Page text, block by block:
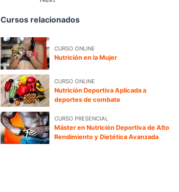
Cursos relacionados
CURSO ONLINE
Nutrición en la Mujer
CURSO ONLINE
Nutrición Deportiva Aplicada a
deportes de combate
CURSO PRESENCIAL
Máster en Nutrición Deportiva de Alto
Rendimiento y Dietética Avanzada